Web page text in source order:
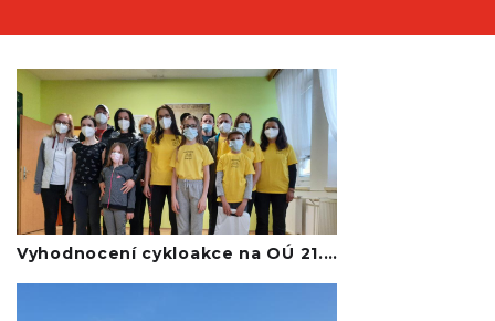
Vyhodnocení cykloakce na OÚ 21.4.2021